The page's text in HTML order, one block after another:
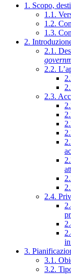
1. Scopo,
1.1.
1.2.
1.3.
2.
2.1.
2.2.
2.3.
2.4.
3.
3.1.
3.2.